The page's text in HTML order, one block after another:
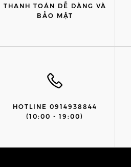
THANH TOÁN DỄ DÀNG VÀ
BẢO MẬT
HOTLINE 0914938844
(10:00 - 19:00)